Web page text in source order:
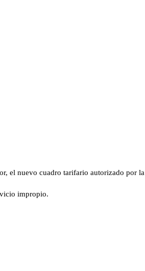
el nuevo cuadro tarifario autorizado por
impropio.